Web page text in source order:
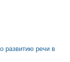
развитию речи в